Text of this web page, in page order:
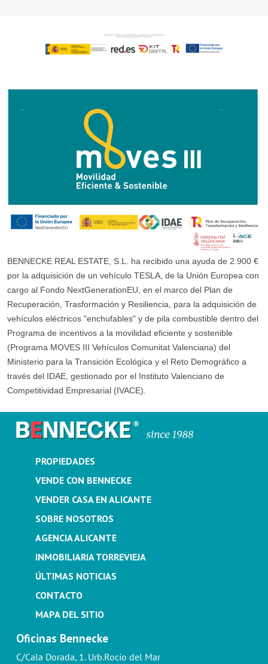
BENNECKE REAL ESTATE, S.L. ha recibido una ayuda de 2.900 €
por la adquisición de un vehículo TESLA, de la Unión Europea con
cargo al Fondo NextGenerationEU, en el marco del Plan de
Recuperación, Trasformación y Resiliencia, para la adquisición de
vehículos eléctricos "enchufables" y de pila combustible dentro del
Programa de incentivos a la movilidad eficiente y sostenible
(Programa MOVES III Vehículos Comunitat Valenciana) del
Ministerio para la Transición Ecológica y el Reto Demográfico a
través del IDAE, gestionado por el Instituto Valenciano de
Competitividad Empresarial (IVACE).
PROPIEDADES
VENDE CON BENNECKE
VENDER CASA EN ALICANTE
SOBRE NOSOTROS
AGENCIA ALICANTE
INMOBILIARIA TORREVIEJA
ÚLTIMAS NOTICIAS
CONTACTO
MAPA DEL SITIO
Oficinas Bennecke
C/Cala Dorada, 1. Urb.Rocío del Mar